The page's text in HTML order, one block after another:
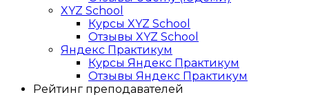
XYZ School
Курсы XYZ School
Отзывы XYZ School
Яндекс Практикум
Курсы Яндекс Практикум
Отзывы Яндекс Практикум
Рейтинг преподавателей